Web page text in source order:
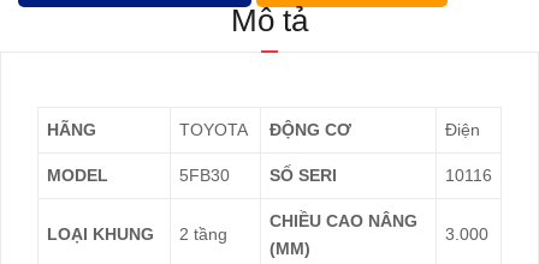
Mô tả
HÃNG TOYOTA ĐỘNG CƠ Điện
MODEL 5FB30 SỐ SERI 10116
LOẠI KHUNG 2 tầng
CHIỀU CAO NÂNG
(MM)
3.000